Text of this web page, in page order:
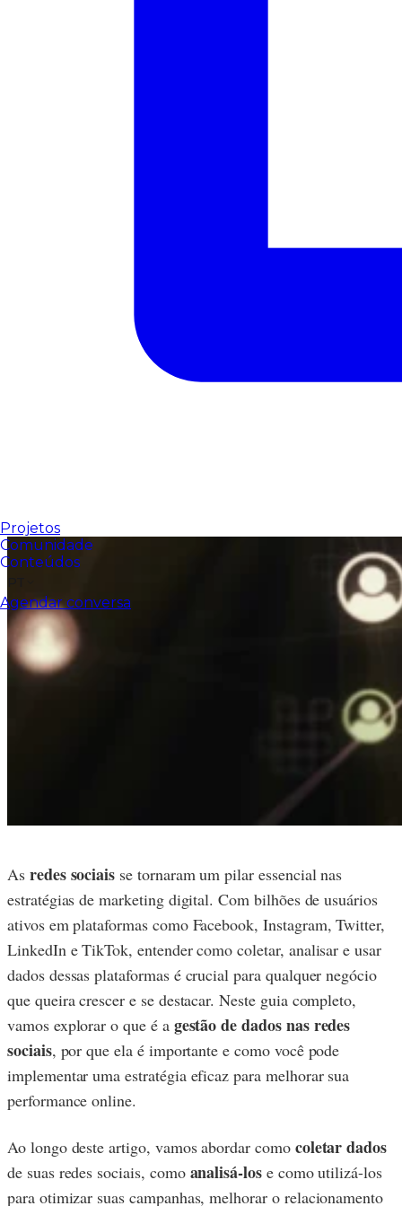
Projetos
Comunidade
Conteúdos
Agendar conversa
As redes sociais se tornaram um pilar essencial nas
estratégias de marketing digital. Com bilhões de usuários
ativos em plataformas como Facebook, Instagram, Twitter,
LinkedIn e TikTok, entender como coletar, analisar e usar
dados dessas plataformas é crucial para qualquer negócio
que queira crescer e se destacar. Neste guia completo,
vamos explorar o que é a gestão de dados nas redes
sociais, por que ela é importante e como você pode
implementar uma estratégia eficaz para melhorar sua
performance online.
Ao longo deste artigo, vamos abordar como coletar dados
de suas redes sociais, como analisá-lose como utilizá-los
para otimizar suas campanhas, melhorar o relacionamento